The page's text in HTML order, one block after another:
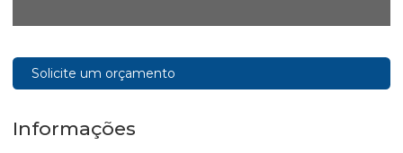
Solicite um orçamento
Informações